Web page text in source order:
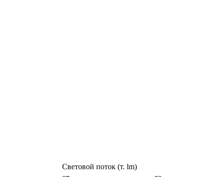
Световой поток (т. lm)